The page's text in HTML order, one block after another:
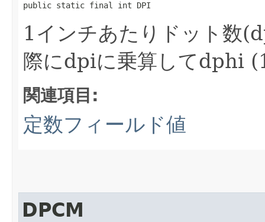
public static final int DPI
1インチあたりドット数
際にdpiに乗算してdphi
関連項目:
定数フィールド値
DPCM